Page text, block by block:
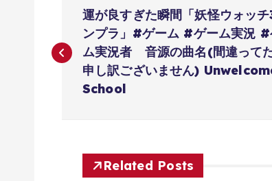
稿
運が良すぎた瞬間「妖怪ウォッ
ンプラ」#ゲーム #ゲーム実況 #
ム実況者 音源の曲名(間違って
申し訳ございません)
School
Related Posts